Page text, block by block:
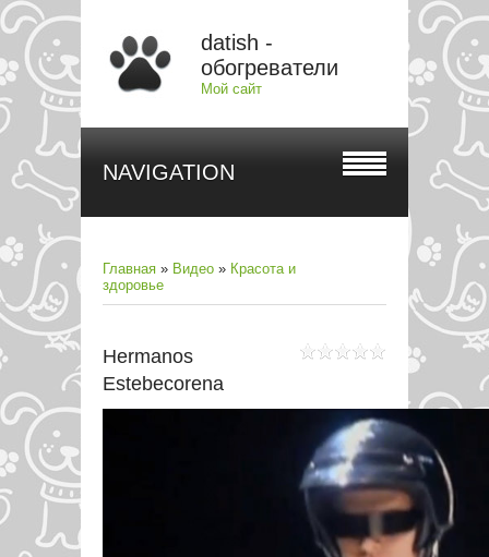
datish -
обогреватели
Мой сайт
NAVIGATION
Главная » Видео » Красота и
здоровье
Hermanos
Estebecorena